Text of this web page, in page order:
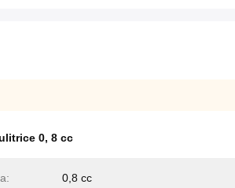
0, 8 cc
0,8 cc